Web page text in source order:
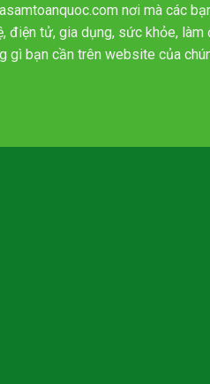
nơi mà các
điện tử, gia dụng, sức khỏe,
gì bạn cần trên website của